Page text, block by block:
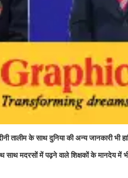
तालीम के साथ दुनिया की अन्य जानकारी भी
साथ मदरसों में पढ़ने वाले शिक्षकों के मानदेय